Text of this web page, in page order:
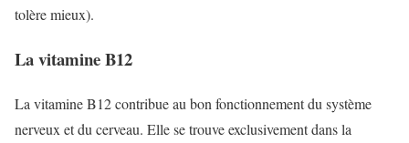
tolère mieux).
La vitamine B12
La vitamine B12 contribue au bon fonctionnement du système
nerveux et du cerveau. Elle se trouve exclusivement dans la